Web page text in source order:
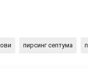
пирсинг септума